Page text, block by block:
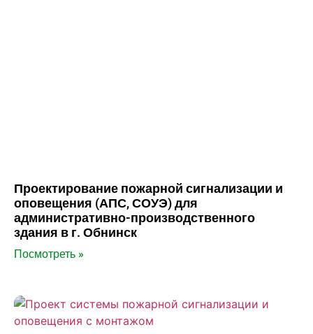
Проектирование пожарной сигнализации и
оповещения (АПС, СОУЭ) для
административно-производственного
здания в г. Обнинск
Посмотреть »